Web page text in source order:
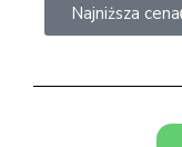
Najniższa cena